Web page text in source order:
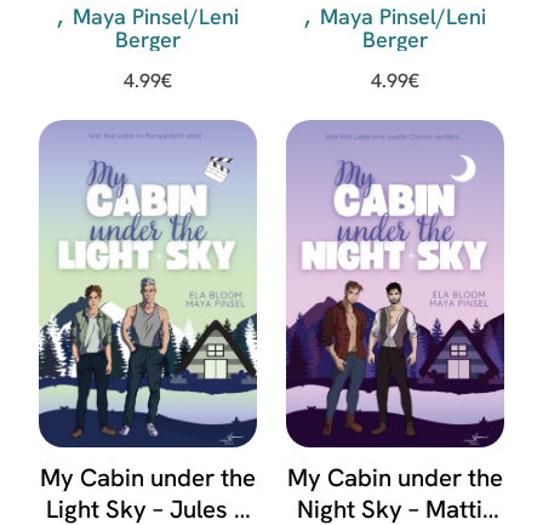
Maya Pinsel/Leni
Berger
4.99€
Maya Pinsel/Leni
Berger
4.99€
My Cabin under the
Light Sky – Jules &
My Cabin under the
Night Sky – Mattis